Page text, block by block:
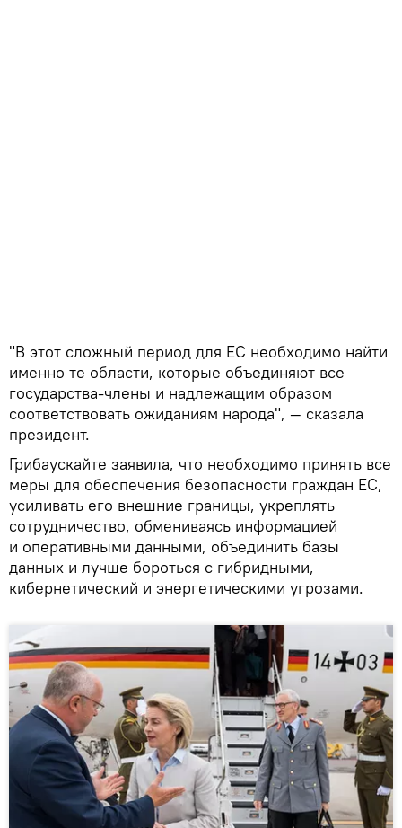
"В этот сложный период для ЕС необходимо найти
именно те области, которые объединяют все
государства-члены и надлежащим образом
соответствовать ожиданиям народа", — сказала
президент.
Грибаускайте заявила, что необходимо принять все
меры для обеспечения безопасности граждан ЕС,
усиливать его внешние границы, укреплять
сотрудничество, обмениваясь информацией
и оперативными данными, объединить базы
данных и лучше бороться с гибридными,
кибернетический и энергетическими угрозами.